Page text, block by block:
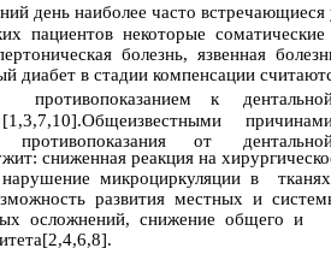
день наиболее часто
пациентов некоторые соматические
болезнь, язвенная
диабет в стадии компенсации
противопоказанием к
[1,3,7,10].Общеизвестными
противопоказания от
сниженная реакция на
нарушение микроциркуляции в
развития местных и
осложнений, снижение общего и